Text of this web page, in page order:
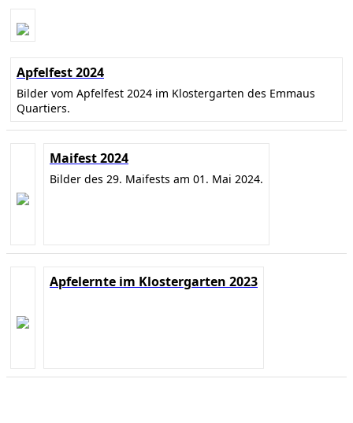
Apfelfest 2024
Bilder vom Apfelfest 2024 im Klostergarten des Emmaus
Quartiers.
Maifest 2024
Bilder des 29. Maifests am 01. Mai 2024.
Apfelernte im Klostergarten 2023